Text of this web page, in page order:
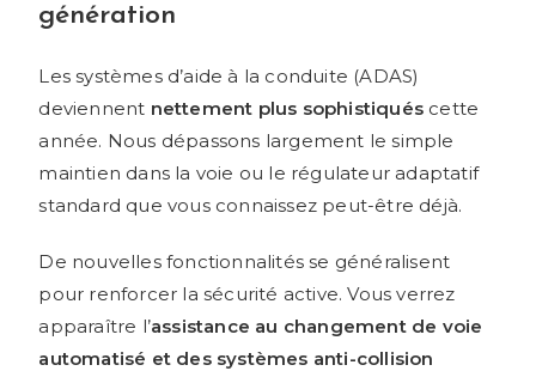
génération
Les systèmes d’aide à la conduite (ADAS)
deviennent nettement plus sophistiqués cette
année. Nous dépassons largement le simple
maintien dans la voie ou le régulateur adaptatif
standard que vous connaissez peut-être déjà.
De nouvelles fonctionnalités se généralisent
pour renforcer la sécurité active. Vous verrez
apparaître l’assistance au changement de voie
automatisé et des systèmes anti-collision